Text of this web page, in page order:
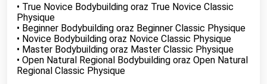
• True Novice Bodybuilding oraz True Novice Classic
Physique
• Beginner Bodybuilding oraz Beginner Classic Physique
• Novice Bodybuilding oraz Novice Classic Physique
• Master Bodybuilding oraz Master Classic Physique
• Open Natural Regional Bodybuilding oraz Open Natural
Regional Classic Physique